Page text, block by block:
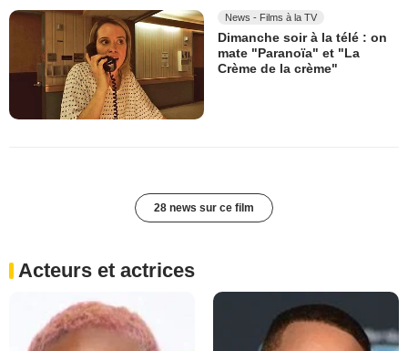
News - Films à la TV
Dimanche soir à la télé : on
mate "Paranoïa" et "La
Crème de la crème"
28 news sur ce film
Acteurs et actrices